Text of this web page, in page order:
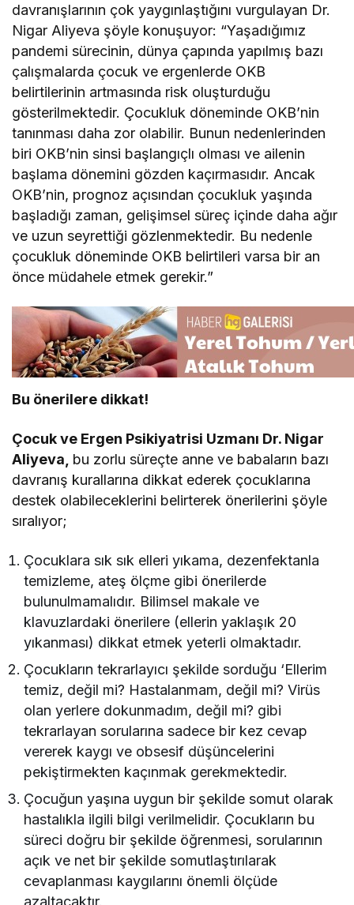
davranışlarının çok yaygınlaştığını vurgulayan Dr.
Nigar Aliyeva şöyle konuşuyor: “Yaşadığımız
pandemi sürecinin, dünya çapında yapılmış bazı
çalışmalarda çocuk ve ergenlerde OKB
belirtilerinin artmasında risk oluşturduğu
gösterilmektedir. Çocukluk döneminde OKB’nin
tanınması daha zor olabilir. Bunun nedenlerinden
biri OKB’nin sinsi başlangıçlı olması ve ailenin
başlama dönemini gözden kaçırmasıdır. Ancak
OKB’nin, prognoz açısından çocukluk yaşında
başladığı zaman, gelişimsel süreç içinde daha ağır
ve uzun seyrettiği gözlenmektedir. Bu nedenle
çocukluk döneminde OKB belirtileri varsa bir an
önce müdahele etmek gerekir.”
Bu önerilere dikkat!
Çocuk ve Ergen Psikiyatrisi Uzmanı Dr. Nigar
Aliyeva, bu zorlu süreçte anne ve babaların bazı
davranış kurallarına dikkat ederek çocuklarına
destek olabileceklerini belirterek önerilerini şöyle
sıralıyor;
Çocuklara sık sık elleri yıkama, dezenfektanla
temizleme, ateş ölçme gibi önerilerde
bulunulmamalıdır. Bilimsel makale ve
klavuzlardaki önerilere (ellerin yaklaşık 20
yıkanması) dikkat etmek yeterli olmaktadır.
Çocukların tekrarlayıcı şekilde sorduğu ‘Ellerim
temiz, değil mi? Hastalanmam, değil mi? Virüs
olan yerlere dokunmadım, değil mi? gibi
tekrarlayan sorularına sadece bir kez cevap
vererek kaygı ve obsesif düşüncelerini
pekiştirmekten kaçınmak gerekmektedir.
Çocuğun yaşına uygun bir şekilde somut olarak
hastalıkla ilgili bilgi verilmelidir. Çocukların bu
süreci doğru bir şekilde öğrenmesi, sorularının
açık ve net bir şekilde somutlaştırılarak
cevaplanması kaygılarını önemli ölçüde
azaltacaktır.